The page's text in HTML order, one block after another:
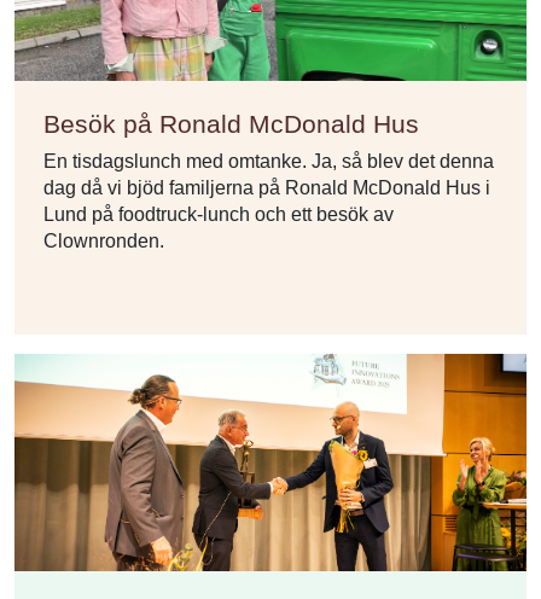
Besök på Ronald McDonald Hus
En tisdagslunch med omtanke. Ja, så blev det denna
dag då vi bjöd familjerna på Ronald McDonald Hus i
Lund på foodtruck-lunch och ett besök av
Clownronden.